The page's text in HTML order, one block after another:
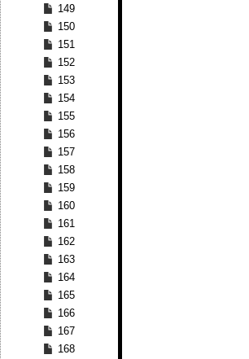
149
150
151
152
153
154
155
156
157
158
159
160
161
162
163
164
165
166
167
168